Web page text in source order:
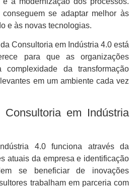
se adaptar melhor às
e às novas tecnologias.
Consultoria em Indústria 4.0 está
para que as organizações
complexidade da transformação
em um ambiente cada vez
Consultoria em Indústria
4.0 funciona através da
atuais da empresa e identificação
se beneficiar de inovações
trabalham em parceria com